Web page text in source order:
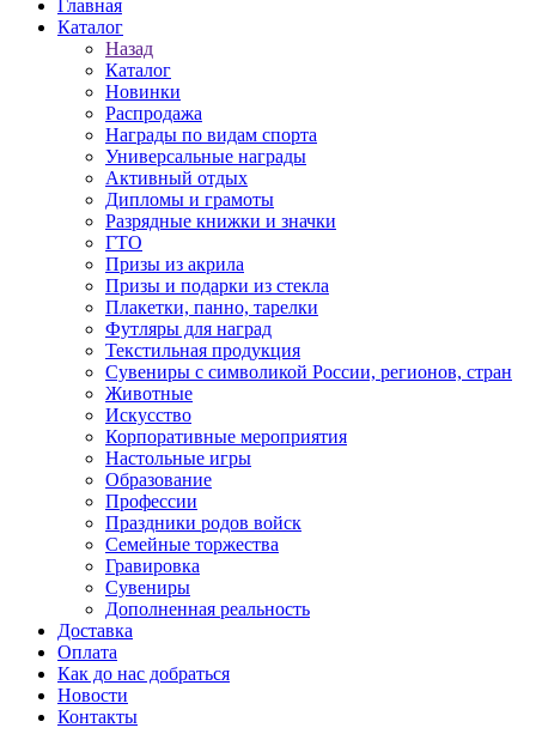
Главная
Каталог
Назад
Каталог
Новинки
Распродажа
Награды по видам спорта
Универсальные награды
Активный отдых
Дипломы и грамоты
Разрядные книжки и значки
ГТО
Призы из акрила
Призы и подарки из стекла
Плакетки, панно, тарелки
Футляры для наград
Текстильная продукция
Сувениры с символикой России, регионов, стран
Животные
Искусство
Корпоративные мероприятия
Настольные игры
Образование
Профессии
Праздники родов войск
Семейные торжества
Гравировка
Сувениры
Дополненная реальность
Доставка
Оплата
Как до нас добраться
Новости
Контакты